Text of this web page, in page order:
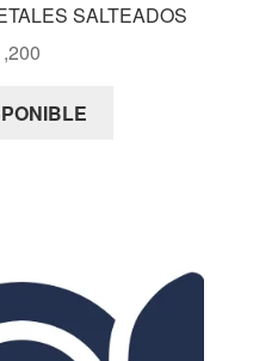
SALTEADOS